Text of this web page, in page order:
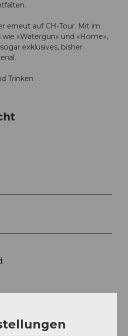
erneut auf CH-Tour. Mit im
«Watergun» und «Home»,
exklusives, bisher
Trinken
Auf der Karte anschauen